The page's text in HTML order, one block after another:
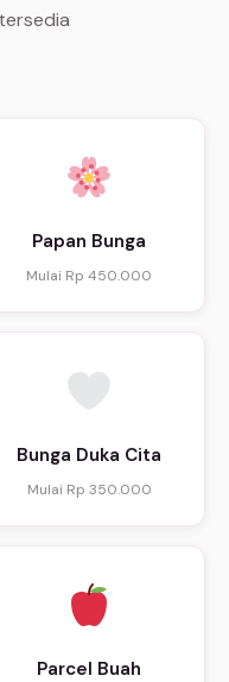
Papan Bunga
Mulai Rp 450.000
Bunga Duka Cita
Mulai Rp 350.000
Parcel Buah